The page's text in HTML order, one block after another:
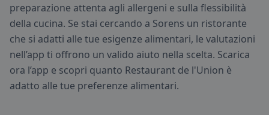
preparazione attenta agli allergeni e sulla flessibilità
della cucina. Se stai cercando a Sorens un ristorante
che si adatti alle tue esigenze alimentari, le valutazioni
nell’app ti offrono un valido aiuto nella scelta. Scarica
ora l’app e scopri quanto Restaurant de l'Union è
adatto alle tue preferenze alimentari.